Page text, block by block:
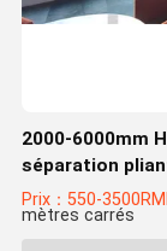
2000-6000mm
séparation
Prix：550-
mètres carrés